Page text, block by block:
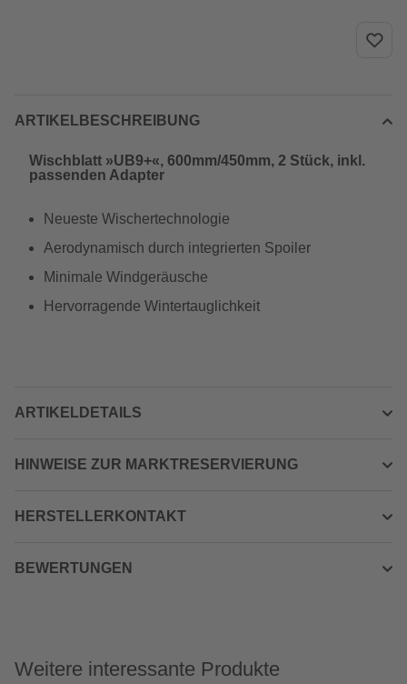
ARTIKELBESCHREIBUNG
Wischblatt »UB9+«, 600mm/450mm, 2 Stück, inkl.
passenden Adapter
Neueste Wischertechnologie
Aerodynamisch durch integrierten Spoiler
Minimale Windgeräusche
Hervorragende Wintertauglichkeit
ARTIKELDETAILS
HINWEISE ZUR MARKTRESERVIERUNG
HERSTELLERKONTAKT
BEWERTUNGEN
Weitere interessante Produkte